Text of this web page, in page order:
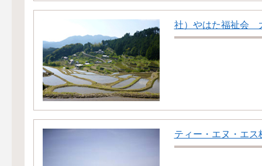
社）やはた福祉会
ティー・エヌ・エス